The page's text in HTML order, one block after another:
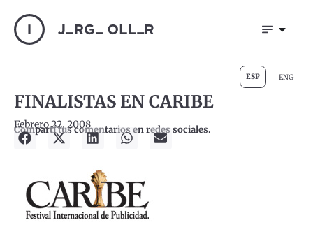
ESP ENG
FINALISTAS EN CARIBE
Febrero 22, 2008
Compartí tus comentarios en redes sociales.